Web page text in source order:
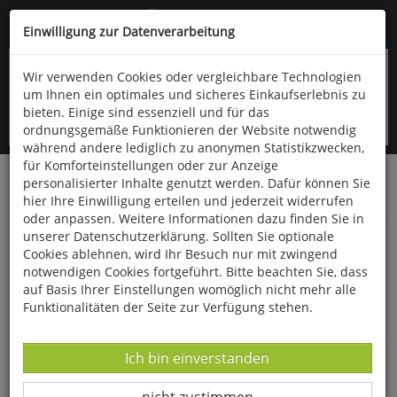
Kompletten Head der Seite überspringen
oder (06766) 9323-960
Startseite Bücher Downloads
Zeitschriften
Der Falke
QR-Codes von ornitho.de
Einwilligung zur Datenverarbeitung
Wir verwenden Cookies oder vergleichbare Technologien
um Ihnen ein optimales und sicheres Einkaufserlebnis zu
bieten. Einige sind essenziell und für das
ordnungsgemäße Funktionieren der Website notwendig
während andere lediglich zu anonymen Statistikzwecken,
für Komforteinstellungen oder zur Anzeige
personalisierter Inhalte genutzt werden. Dafür können Sie
hier Ihre Einwilligung erteilen und jederzeit widerrufen
oder anpassen. Weitere Informationen dazu finden Sie in
unserer Datenschutzerklärung. Sollten Sie optionale
Cookies ablehnen, wird Ihr Besuch nur mit zwingend
notwendigen Cookies fortgeführt. Bitte beachten Sie, dass
auf Basis Ihrer Einstellungen womöglich nicht mehr alle
Funktionalitäten der Seite zur Verfügung stehen.
Datenverarbeitung -
Ich bin einverstanden